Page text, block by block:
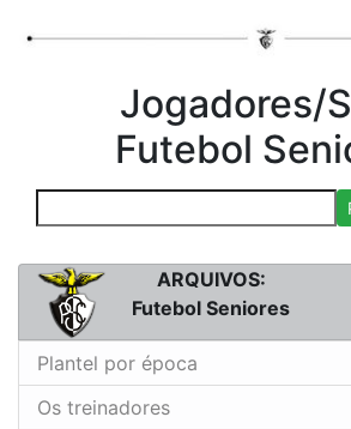
Jogadores/
Futebol
ARQUIVOS:
Futebol Seniores
Plantel por época
Os treinadores